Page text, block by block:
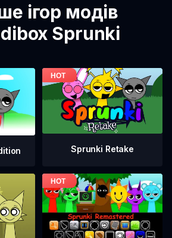
ігор модів
Sprunki
Sprunki Retake